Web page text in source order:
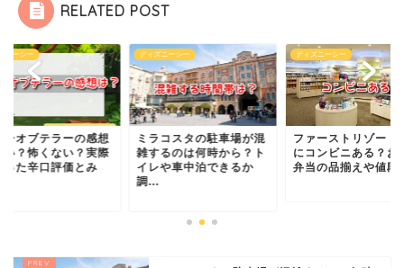
RELATED POST
ニーシー
コスタの駐車場が混
るのは何時から？ト
や車中泊できるか
ディズニーシー
ファーストリゾート舞浜
にコンビニある？お酒や
弁当の品揃えや値段は？
ディズニーシー
タワーオブテラーの
は怖い？怖くない？
に乗った辛口評価と